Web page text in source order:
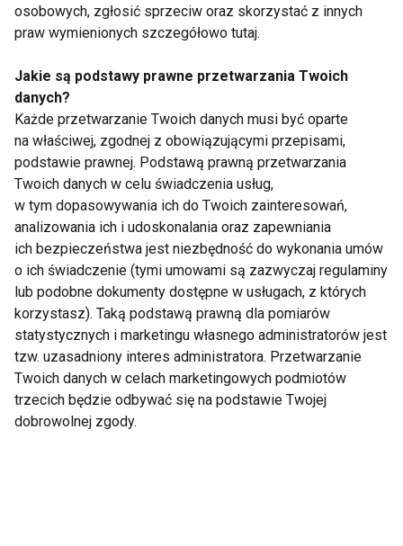
Otyłość to choroba, a
nie brak silnej woli. Co
Wybieramykolagen.pl
z formułą Kolagen
Nie przegap nowości ze
świata FIT!
Zapisz się do naszego newslettera
Wyrażam zgodę na otrzymywanie informacji
handlowej drogą elektroniczną na podany adres e-mail
przez FIT.PL. Więcej informacji znajdziesz w Polityce
osobowych, zgłosić sprzeciw oraz skorzystać z innych
praw wymienionych szczegółowo tutaj.
Jakie są podstawy prawne przetwarzania Twoich
danych?
Każde przetwarzanie Twoich danych musi być oparte
na właściwej, zgodnej z obowiązującymi przepisami,
podstawie prawnej. Podstawą prawną przetwarzania
Twoich danych w celu świadczenia usług,
w tym dopasowywania ich do Twoich zainteresowań,
analizowania ich i udoskonalania oraz zapewniania
ich bezpieczeństwa jest niezbędność do wykonania umów
o ich świadczenie (tymi umowami są zazwyczaj regulaminy
lub podobne dokumenty dostępne w usługach, z których
korzystasz). Taką podstawą prawną dla pomiarów
statystycznych i marketingu własnego administratorów jest
tzw. uzasadniony interes administratora. Przetwarzanie
Twoich danych w celach marketingowych podmiotów
trzecich będzie odbywać się na podstawie Twojej
dobrowolnej zgody.